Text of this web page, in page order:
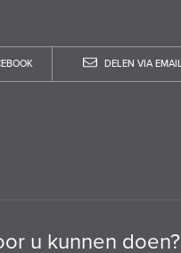
DELEN VIA EMAIL
u kunnen doen?